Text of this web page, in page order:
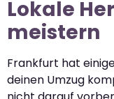
Lokale
meistern
Frankfurt hat
deinen Umzug